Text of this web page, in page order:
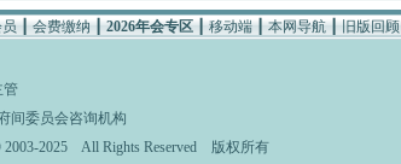
┃会费缴纳┃2026年会专区┃移动端┃本网导航┃旧版回顾
管
间委员会咨询机构
2025 All Rights Reserved 版权所有